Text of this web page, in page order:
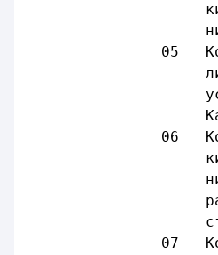
ких лиц-
ника
05
лиц-
06
ких лиц-
ника выплаты
ра по перечню,
ством
07